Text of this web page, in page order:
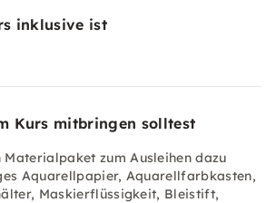
inklusive ist
Kurs mitbringen solltest
Materialpaket zum Ausleihen dazu
Aquarellpapier, Aquarellfarbkasten,
Maskierflüssigkeit, Bleistift,